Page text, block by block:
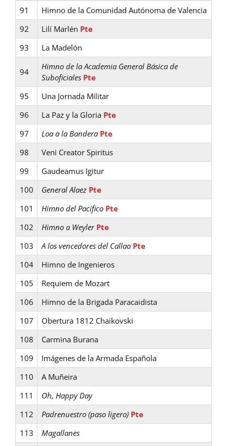
91
Himno de la Comunidad Autónoma de Valencia
92
Lilí Marlén Pte
93
La Madelón
94
Himno de la Academia General Básica de
Suboficiales Pte
95
Una Jornada Militar
96
La Paz y la Gloria Pte
97
Loa a la Bandera Pte
98
Veni Creator Spiritus
99
Gaudeamus Igitur
100
General Alaez Pte
101
Himno del Pacífico Pte
102
Himno a Weyler Pte
103
A los vencedores del Callao Pte
104
Himno de Ingenieros
105
Requiem de Mozart
106
Himno de la Brigada Paracaidista
107
Obertura 1812 Chaikovski
108
Carmina Burana
109
Imágenes de la Armada Española
110
A Muñeira
111
Oh, Happy Day
112
Padrenuestro (paso ligero) Pte
113
Magallanes